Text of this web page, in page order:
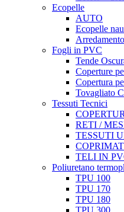
Ecopelle
AUTO
Ecopelle
Fogli in PVC
Tende
Coperture
Copertura
Tovagliato
Tessuti Tecnici
RETI /
TESSUTI
TELI IN
Poliuretano
TPU 100
TPU 170
TPU 180
TPU 300